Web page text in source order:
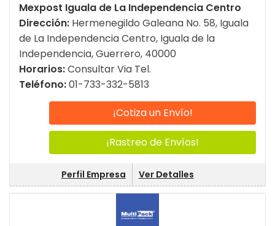
Mexpost Iguala de La Independencia Centro
Dirección: Hermenegildo Galeana No. 58, Iguala
de La Independencia Centro, Iguala de la
Independencia, Guerrero, 40000
Horarios:Consultar Via Tel.
Teléfono:01-733-332-5813
¡Cotiza un Envío!
¡Rastreo de Envíos!
Perfil Empresa Ver Detalles